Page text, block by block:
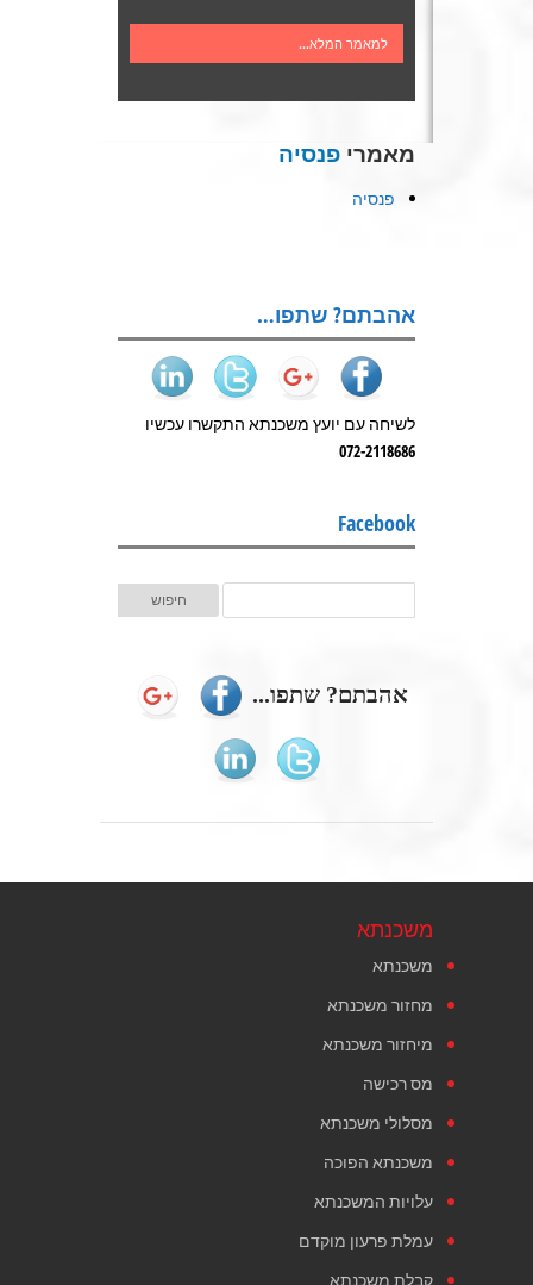
למאמר המלא...
מאמרי פנסיה
פנסיה
אהבתם? שתפו…
לשיחה עם יועץ משכנתא התקשרו עכשיו
072-2118686
Facebook
אהבתם? שתפו...
משכנתא
משכנתא
מחזור משכנתא
מיחזור משכנתא
מס רכישה
מסלולי משכנתא
משכנתא הפוכה
עלויות המשכנתא
עמלת פרעון מוקדם
קבלת משכנתא